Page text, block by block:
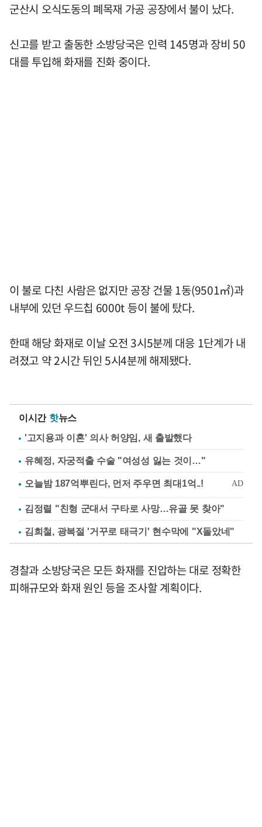
군산시 오식도동의 폐목재 가공 공장에서 불이 났다.
신고를 받고 출동한 소방당국은 인력 145명과 장비 50
대를 투입해 화재를 진화 중이다.
이 불로 다친 사람은 없지만 공장 건물 1동(9501㎡)과
내부에 있던 우드칩 6000t 등이 불에 탔다.
한때 해당 화재로 이날 오전 3시5분께 대응 1단계가 내
려졌고 약 2시간 뒤인 5시4분께 해제됐다.
이시간 핫뉴스
'고지용과 이혼' 의사 허양임, 새 출발했다
유혜정, 자궁적출 수술 "여성성 잃는 것이…"
김정렬 "친형 군대서 구타로 사망…유골 못 찾아"
김희철, 광복절 '거꾸로 태극기' 현수막에 "X돌았네"
경찰과 소방당국은 모든 화재를 진압하는 대로 정확한
피해규모와 화재 원인 등을 조사할 계획이다.